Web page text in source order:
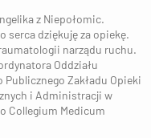
z Niepołomic.
serca dziękuję za opiekę.
narządu ruchu.
Oddziału
Zakładu Opieki
i Administracji w
Collegium Medicum